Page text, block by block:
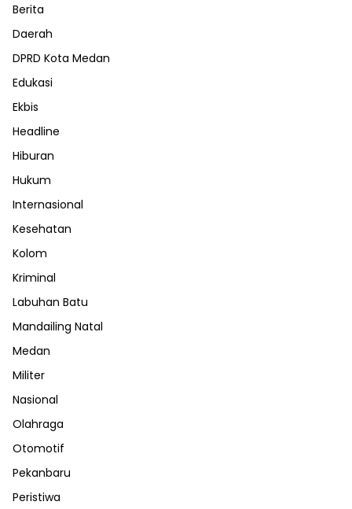
Berita
Daerah
DPRD Kota Medan
Edukasi
Ekbis
Headline
Hiburan
Hukum
Internasional
Kesehatan
Kolom
Kriminal
Labuhan Batu
Mandailing Natal
Medan
Militer
Nasional
Olahraga
Otomotif
Pekanbaru
Peristiwa